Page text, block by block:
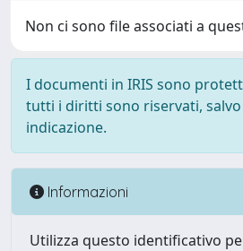
Non ci sono file associati a
I documenti in IRIS sono
tutti i diritti sono riservati, salvo
indicazione.
Informazioni
Utilizza questo identificativo